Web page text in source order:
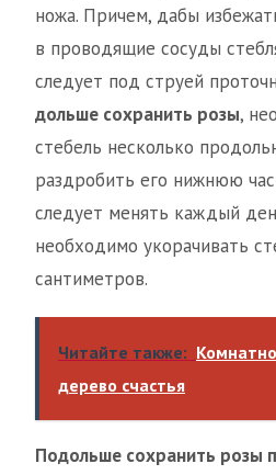
ножа. Причем, дабы
в проводящие сосуды
следует под струей
дольше сохранить розы,
стебель несколько
раздробить его нижнюю
следует менять каждый
необходимо укорачивать
сантиметров.
Читайте также:
дерево счастья
Подольше сохранить розы